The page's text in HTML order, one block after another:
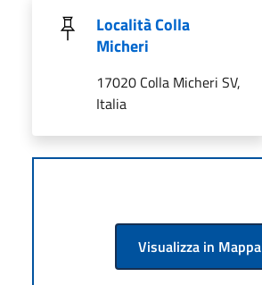
Località Colla
Micheri
17020 Colla Micheri SV,
Italia
Visualizza in Mappa